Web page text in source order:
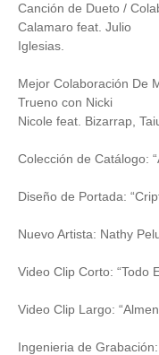
Canción de Dueto /
Calamaro feat. Julio
Iglesias.
Mejor Colaboración De
Trueno con Nicki
Nicole feat. Bizarrap,
Colección de Catálogo:
Diseño de Portada:
Nuevo Artista: Nathy
Video Clip Corto: “Todo
Video Clip Largo:
Ingenieria de